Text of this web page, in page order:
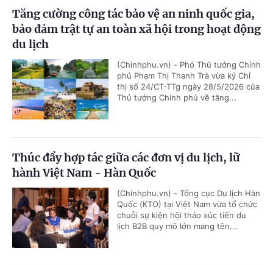
Tăng cường công tác bảo vệ an ninh quốc gia,
bảo đảm trật tự an toàn xã hội trong hoạt động
du lịch
(Chinhphu.vn) - Phó Thủ tướng Chính
phủ Phạm Thị Thanh Trà vừa ký Chỉ
thị số 24/CT-TTg ngày 28/5/2026 của
Thủ tướng Chính phủ về tăng...
Thúc đẩy hợp tác giữa các đơn vị du lịch, lữ
hành Việt Nam - Hàn Quốc
(Chinhphu.vn) - Tổng cục Du lịch Hàn
Quốc (KTO) tại Việt Nam vừa tổ chức
chuỗi sự kiện hội thảo xúc tiến du
lịch B2B quy mô lớn mang tên...